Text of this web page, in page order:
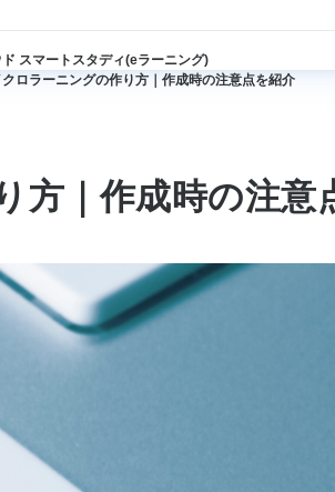
スマートスタディ(eラーニング)
ロラーニングの作り方｜作成時の注意点を紹介
方｜作成時の注意